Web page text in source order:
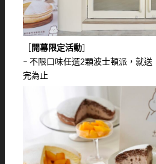
［開幕限定活動］
– 不限口味任選2顆波士頓派，就
完為止